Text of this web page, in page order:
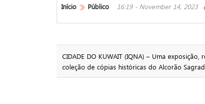
Início Público 16:19 - November 14, 2023
CIDADE DO KUWAIT (IQNA) – Uma
coleção de cópias históricas do Alcorão